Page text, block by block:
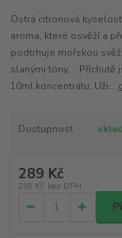
Ostrá citronová
aroma, které osvěží a
podtrhuje mořskou
slanými tóny....
10ml koncentrátu. Uži...
Dostupnost
289 Kč
239 Kč bez DPH